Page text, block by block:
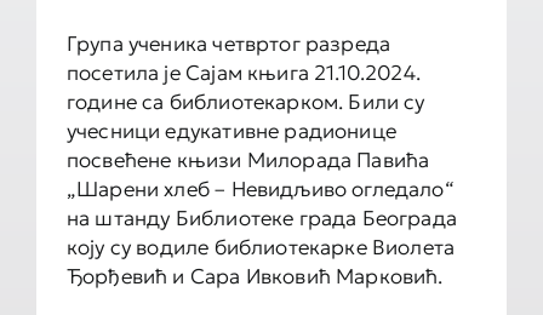
Група ученика четвртог разреда
посетила је Сајам књига 21.10.2024.
године са библиотекарком. Били су
учесници едукативне радионице
посвећене књизи Милорада Павића
„Шарени хлеб – Невидљиво огледало“
на штанду Библиотеке града Београда
коју су водиле библиотекарке Виолета
Ђорђевић и Сара Ивковић Марковић.